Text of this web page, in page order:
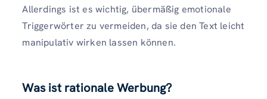
Allerdings ist es wichtig, übermäßig emotionale
Triggerwörter zu vermeiden, da sie den Text leicht
manipulativ wirken lassen können.
Was ist rationale Werbung?